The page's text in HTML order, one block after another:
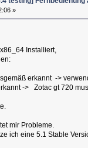
»
Installiert,
erkannt ->
-> Zotac gt 720
mir Probleme.
ich eine 5.1 Stable